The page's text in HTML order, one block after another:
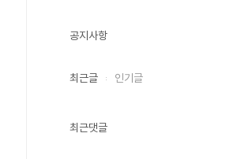
공지사항
최근글 인기글
최근댓글